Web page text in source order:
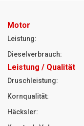
Motor
Leistung:
Dieselverbrauch:
Leistung / Qualität
Druschleistung:
Kornqualität:
Häcksler: